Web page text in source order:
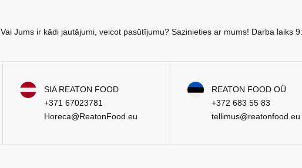
Vai Jums ir kādi jautājumi, veicot pasūtījumu? Sazinieties ar mums! Darba laiks
SIA REATON FOOD
+371 67023781
Horeca@ReatonFood.eu
REATON FOOD OÜ
+372 683 55 83
tellimus@reatonfood.eu